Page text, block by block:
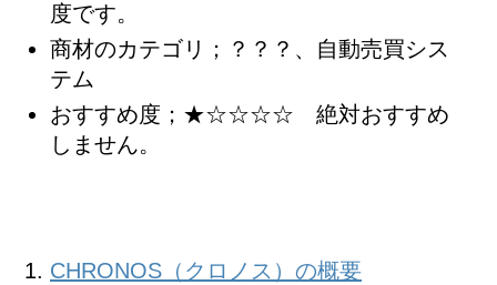
度です。
商材のカテゴリ；？？？、自動売買シス
テム
おすすめ度；★☆☆☆☆ 絶対おすすめ
しません。
CHRONOS（クロノス）の概要